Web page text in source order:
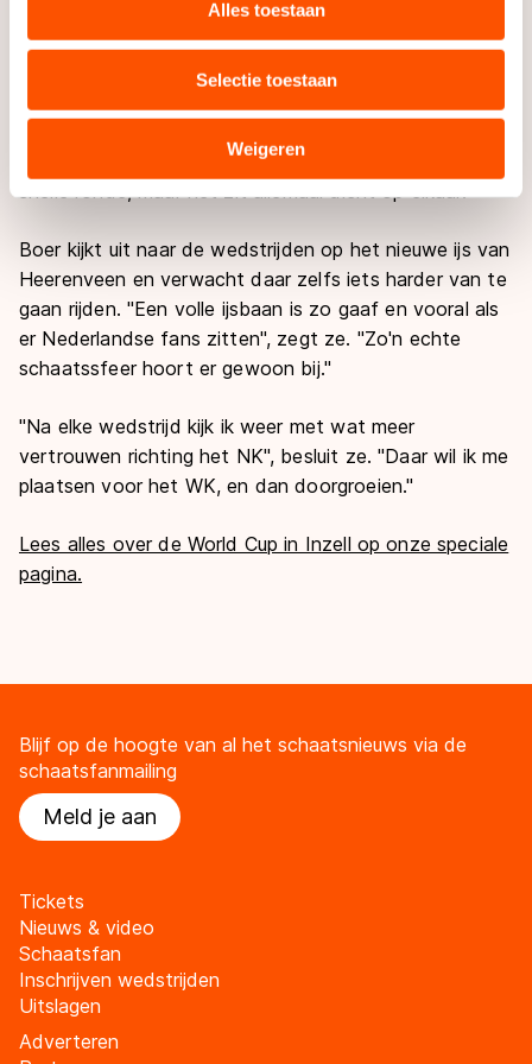
uw gebruik van onze site met onze partners voor social
combineren met andere gegevens die u aan hen heeft
verstrekt of die zij hebben verzameld via hun services.
Sommige partners kunnen gegevens doorgeven aan
landen buiten de EU, zoals de VS, waar mogelijk geen
adequaat beschermingsniveau geldt volgens de GDPR.
overdracht. Meer informatie vindt u in onscookiebeleid.
Alles toestaan
Selectie toestaan
Weigeren
terug te vinden, en dan vooral tijdens de races. "In de
training lukt dat nog even niet, maar het is toch
topsport", zegt ze. Tijdens de komende wedstrijden in
Thialf hoopt de rijdster, die aan haar laatste seizoen is
eindigen. "Ik kan het nog winnen op de start en een
Boer kijkt uit naar de wedstrijden op het nieuwe ijs van
Heerenveen en verwacht daar zelfs iets harder van te
gaan rijden. "Een volle ijsbaan is zo gaaf en vooral als
er Nederlandse fans zitten", zegt ze. "Zo'n echte
schaatssfeer hoort er gewoon bij."
"Na elke wedstrijd kijk ik weer met wat meer
vertrouwen richting het NK", besluit ze. "Daar wil ik me
plaatsen voor het WK, en dan doorgroeien."
Lees alles over de World Cup in Inzell op onze speciale
pagina.
Blijf op de hoogte van al het schaatsnieuws via de
schaatsfanmailing
Meld je aan
Tickets
Nieuws & video
Schaatsfan
Inschrijven wedstrijden
Uitslagen
Adverteren